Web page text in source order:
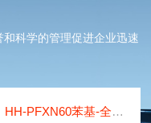
科学的管理促进企业迅速
HH-PFXN60苯基-全氟辛基聚硅氧烷色谱柱应用岛津